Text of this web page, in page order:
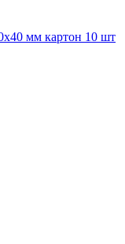
мм картон 10 шт